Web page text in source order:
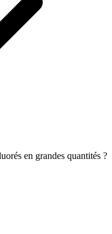
en grandes quantités ?